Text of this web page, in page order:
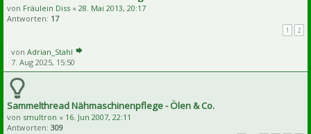
von Fräulein Diss « 28. Mai 2013, 20:17
Antworten: 17
1 2
von Adrian_Stahl
7. Aug 2025, 15:50
Sammelthread Nähmaschinenpflege - Ölen & Co.
von smultron « 16. Jun 2007, 22:11
Antworten: 309